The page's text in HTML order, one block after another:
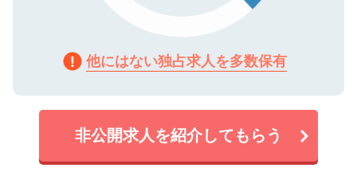
他にはない独占求人を多数保有
非公開求人を紹介してもらう